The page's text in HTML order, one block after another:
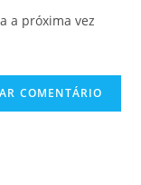
a próxima vez